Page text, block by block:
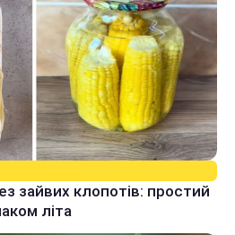
зайвих клопотів: простий
літа